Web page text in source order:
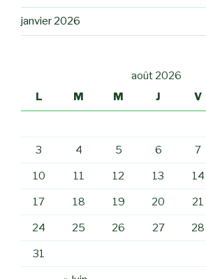
janvier 2026
août 2026
L
M M J V
3 4 5 6 7
10 11 12 13 14
17 18 19 20 21
24 25 26 27 28
31